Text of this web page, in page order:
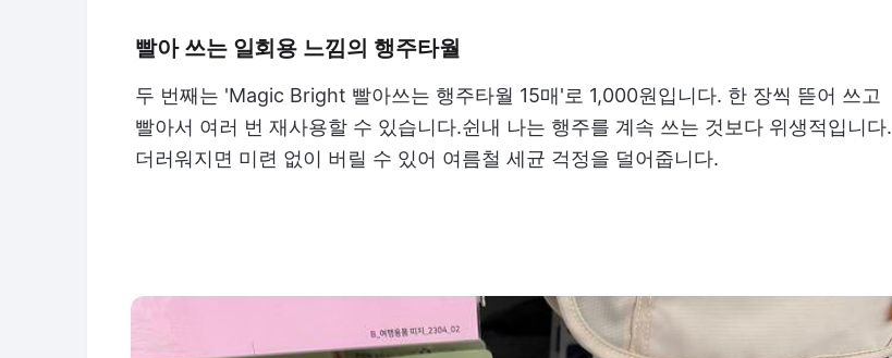
빨아 쓰는 일회용 느낌의 행주타월
두 번째는 'Magic Bright 빨아쓰는 행주타월 15매'로 1,000원입니다. 한 장씩 뜯어 쓰고
빨아서 여러 번 재사용할 수 있습니다.쉰내 나는 행주를 계속 쓰는 것보다 위생적입니다.
더러워지면 미련 없이 버릴 수 있어 여름철 세균 걱정을 덜어줍니다.